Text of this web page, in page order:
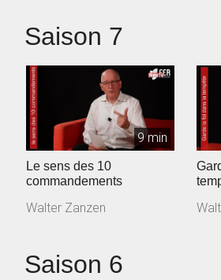
Saison 7
9 min
Le sens des 10
commandements
Walter Zanzen
Saison 6